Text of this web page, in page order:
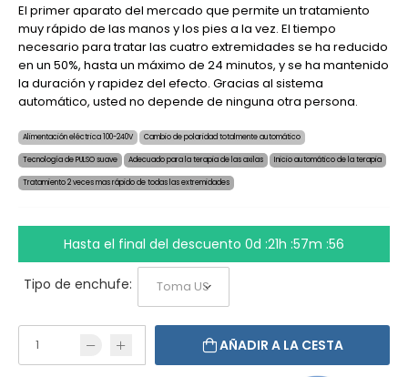
El primer aparato del mercado que permite un tratamiento
muy rápido de las manos y los pies a la vez. El tiempo
necesario para tratar las cuatro extremidades se ha reducido
en un 50%, hasta un máximo de 24 minutos, y se ha mantenido
la duración y rapidez del efecto. Gracias al sistema
automático, usted no depende de ninguna otra persona.
Alimentación eléctrica 100-240V Cambio de polaridad totalmente automático
Tecnología de PULSO suave Adecuado para la terapia de las axilas Inicio automático de la terapia
Tratamiento 2 veces mas rápido de todas las extremidades
Hasta el final del descuento 0d :21h :57m :56
Tipo de enchufe:
AÑADIR A LA CESTA